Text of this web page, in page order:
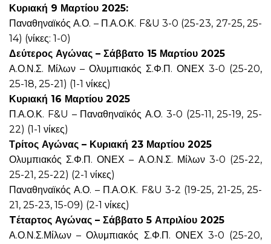
Κυριακή 9 Μαρτίου 2025:
Παναθηναϊκός Α.Ο. – Π.Α.Ο.Κ. F&U 3-0 (25-23, 27-25, 25-
14) (νίκες: 1-0)
Δεύτερος Αγώνας – Σάββατο 15 Μαρτίου 2025
Α.Ο.Ν.Σ. Μίλων – Ολυμπιακός Σ.Φ.Π. ΟΝΕΧ 3-0 (25-20,
25-18, 25-21) (1-1 νίκες)
Κυριακή 16 Μαρτίου 2025
Π.Α.Ο.Κ. F&U – Παναθηναϊκός Α.Ο. 3-0 (25-11, 25-19, 25-
22) (1-1 νίκες)
Τρίτος Αγώνας – Κυριακή 23 Μαρτίου 2025
Ολυμπιακός Σ.Φ.Π. ΟΝΕΧ – Α.Ο.Ν.Σ. Μίλων 3-0 (25-22,
25-21, 25-22) (2-1 νίκες)
Παναθηναϊκός Α.Ο. – Π.Α.Ο.Κ. F&U 3-2 (19-25, 21-25, 25-
21, 25-23, 15-09) (2-1 νίκες)
Tέταρτος Αγώνας – Σάββατο 5 Απριλίου 2025
Α.Ο.Ν.Σ.Μίλων – Ολυμπιακός Σ.Φ.Π. ΟΝΕΧ 3-0 (25-20,